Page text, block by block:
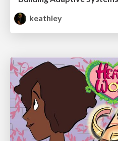
keathley